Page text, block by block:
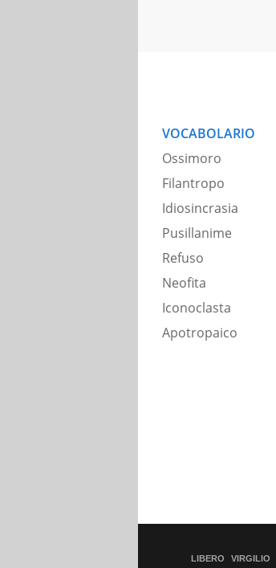
VOCABOLARIO
Ossimoro
Filantropo
Idiosincrasia
Pusillanime
Refuso
Neofita
Iconoclasta
Apotropaico
LIBERO VIRGILIO